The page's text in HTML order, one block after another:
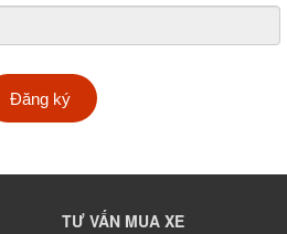
Đăng ký
TƯ VẤN MUA XE